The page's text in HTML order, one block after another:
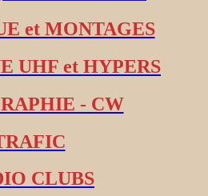
et MONTAGES
UHF et HYPERS
- CW
CLUBS